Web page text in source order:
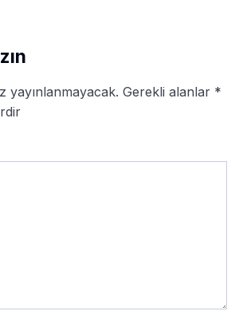
yayınlanmayacak. Gerekli alanlar *